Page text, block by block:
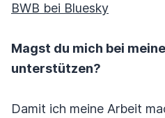
BWB bei Bluesky
Magst du mich bei
unterstützen?
Damit ich meine Arbeit